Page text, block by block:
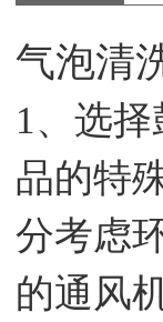
气泡清
1、选
品的特
分考虑
的通风